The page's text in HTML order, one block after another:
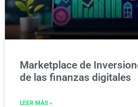
Marketplace de
de las finanzas digitales
LEER MÁS »